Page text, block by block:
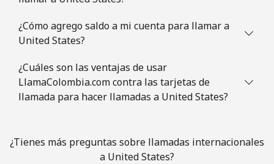
¿Cómo agrego saldo a mi cuenta para llamar a
United States?
¿Cuáles son las ventajas de usar
LlamaColombia.com contra las tarjetas de
llamada para hacer llamadas a United States?
¿Tienes más preguntas sobre llamadas internacionales
a United States?